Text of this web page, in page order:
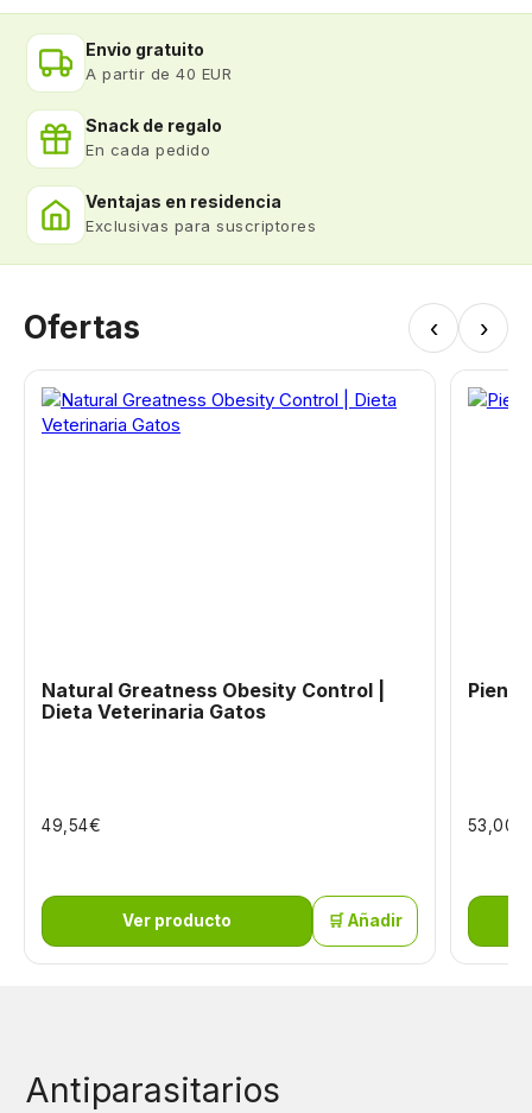
Envio gratuito
A partir de 40 EUR
Snack de regalo
En cada pedido
Ventajas en residencia
Exclusivas para suscriptores
Ofertas ‹ ›
Natural Greatness Obesity Control |
Dieta Veterinaria Gatos
49,54€
Ver producto 🛒 Añadir
53,00
Antiparasitarios